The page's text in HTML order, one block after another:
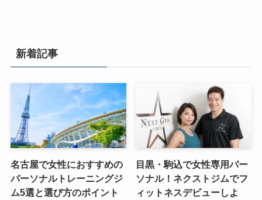
新着記事
名古屋で女性におすすめの
パーソナルトレーニングジ
ム5選と選び方のポイント
目黒・駒込で女性専用パー
ソナル！ネクストジムでフ
ィットネスデビューしよ